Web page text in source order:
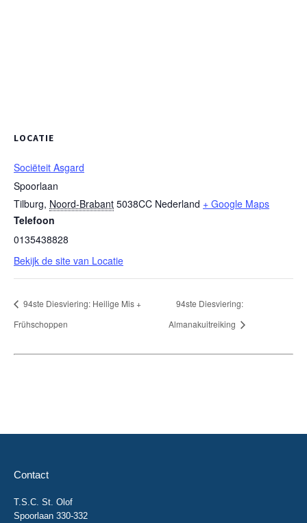
LOCATIE
Sociëteit Asgard
Spoorlaan
Tilburg, Noord-Brabant 5038CC Nederland + Google Maps
Telefoon
0135438828
Bekijk de site van Locatie
94ste Diesviering: Heilige Mis +
Frühschoppen
94ste Diesviering:
Almanakuitreiking
Contact
T.S.C. St. Olof
Spoorlaan 330-332